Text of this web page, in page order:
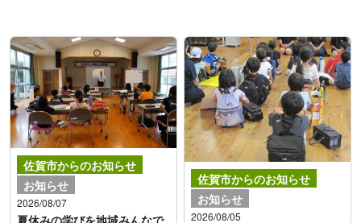
佐賀市からのお知らせ
お知らせ
2026/08/07
夏休みの学びを地域みんなで
佐賀市からのお知らせ
お知らせ
2026/08/05